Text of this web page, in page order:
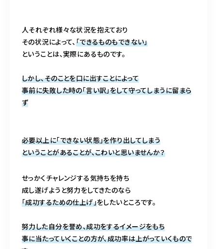
人それぞれ様々な状況を抱えており
その状況によって、「できるものもできない」
ということは、実際にあるものです。
しかし、そのことを口に出すことによって
事前に失敗した時の「言い訳」をして守ってしまうに留まら
ず
必要以上に「できない状態」を作り出してしまう
ということがあることが、こわいと思いませんか？
せっかくチャレンジする気持ちを持ち
成し遂げようと努力をしてきたのなら
「成功するための仕上げ」をしたいところです。
努力した自分を誉め、成功をするイメージをもち
事に当たっていくことの方が、成功率は上がっていくもので